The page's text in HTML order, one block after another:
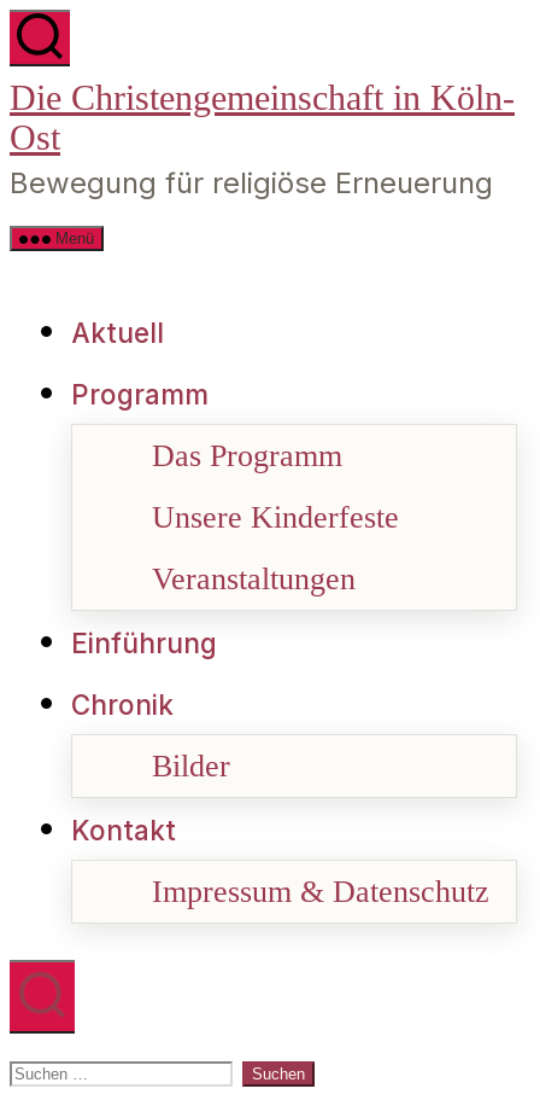
Zum
Inhalt
springen
Die Christengemeinschaft in Köln-
Ost
Bewegung für religiöse Erneuerung
Menü
Aktuell
Programm
Das Programm
Unsere Kinderfeste
Veranstaltungen
Einführung
Chronik
Bilder
Kontakt
Impressum & Datenschutz
Suchen